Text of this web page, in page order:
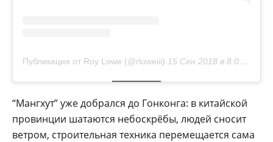
Публикация от Roy Lowe (@rloweiii) 15 Сен 2018 в 8:06 PDT
“Мангхут” уже добрался до Гонконга: в китайской
провинции шатаются небоскрёбы, людей сносит
ветром, строительная техника перемещается сама